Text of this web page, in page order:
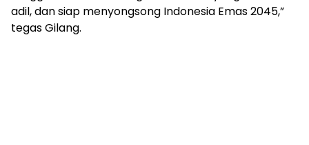
adil, dan siap menyongsong Indonesia Emas 2045,”
tegas Gilang.